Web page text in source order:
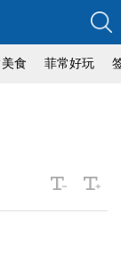
食 菲常好玩